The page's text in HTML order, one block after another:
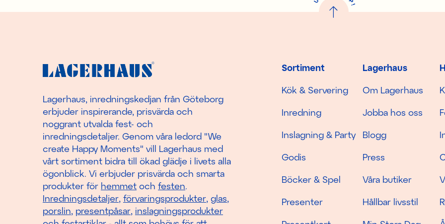
!
Sortiment
Kök & Servering
Inredning
Inslagning & Party
Godis
Böcker & Spel
Presenter
Lagerhaus
Om Lagerhaus
Jobba hos oss
Blogg
Press
Våra butiker
Hållbar livsstil
Lagerhaus, inredningskedjan från Göteborg
erbjuder inspirerande, prisvärda och
noggrant utvalda fest- och
inredningsdetaljer. Genom våra ledord "We
create Happy Moments" vill Lagerhaus med
vårt sortiment bidra till ökad glädje i livets alla
ögonblick. Vi erbjuder prisvärda och smarta
produkter för hemmet och festen.
Inredningsdetaljer, förvaringsprodukter, glas,
porslin, presentpåsar, inslagningsprodukter